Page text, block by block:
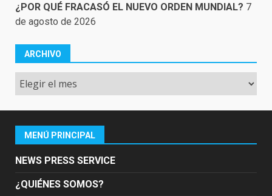
¿POR QUÉ FRACASÓ EL NUEVO ORDEN MUNDIAL? 7
de agosto de 2026
ARCHIVO
Archivo
MENÚ PRINCIPAL
NEWS PRESS SERVICE
¿QUIÉNES SOMOS?